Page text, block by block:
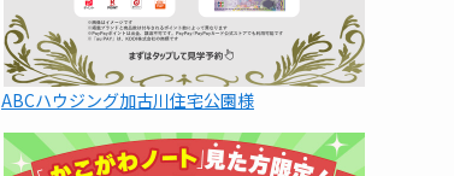
ABCハウジング加古川住宅公園様